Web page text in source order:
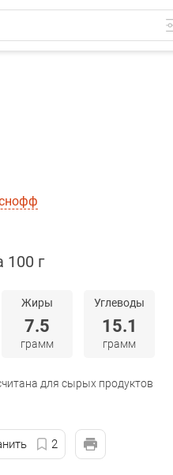
100 г
Жиры
7.5
грамм
Углеводы
15.1
грамм
для сырых продуктов
2